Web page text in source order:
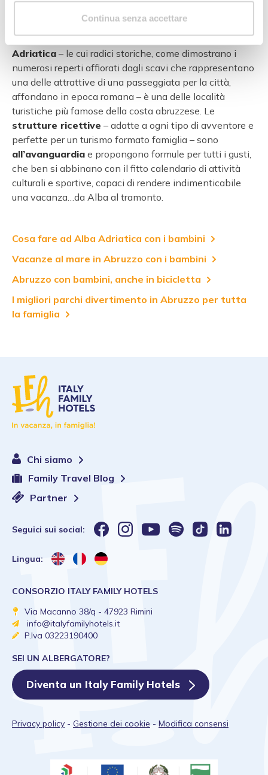
Continua senza accettare
Conosciuta comela Spiaggia d’Argento,Alba
Adriatica – le cui radici storiche, come dimostrano i
numerosi reperti affiorati dagli scavi che rappresentano
una delle attrattive di una passeggiata per la città,
affondano in epoca romana – è una delle località
turistiche più famose della costa abruzzese. Le
strutture ricettive – adatte a ogni tipo di avventore e
perfette per un turismo formato famiglia – sono
all’avanguardia e propongono formule per tutti i gusti,
che ben si abbinano con il fitto calendario di attività
culturali e sportive, capaci di rendere indimenticabile
una vacanza…da Alba al tramonto.
Cosa fare ad Alba Adriatica con i bambini
Vacanze al mare in Abruzzo con i bambini
Abruzzo con bambini, anche in bicicletta
I migliori parchi divertimento in Abruzzo per tutta
la famiglia
Chi siamo
Family Travel Blog
Partner
Seguici sui social:
Lingua:
CONSORZIO ITALY FAMILY HOTELS
Via Macanno 38/q - 47923 Rimini
info@italyfamilyhotels.it
P.Iva 03223190400
SEI UN ALBERGATORE?
Diventa un Italy Family Hotels
Privacy policy - Gestione dei cookie - Modifica consensi